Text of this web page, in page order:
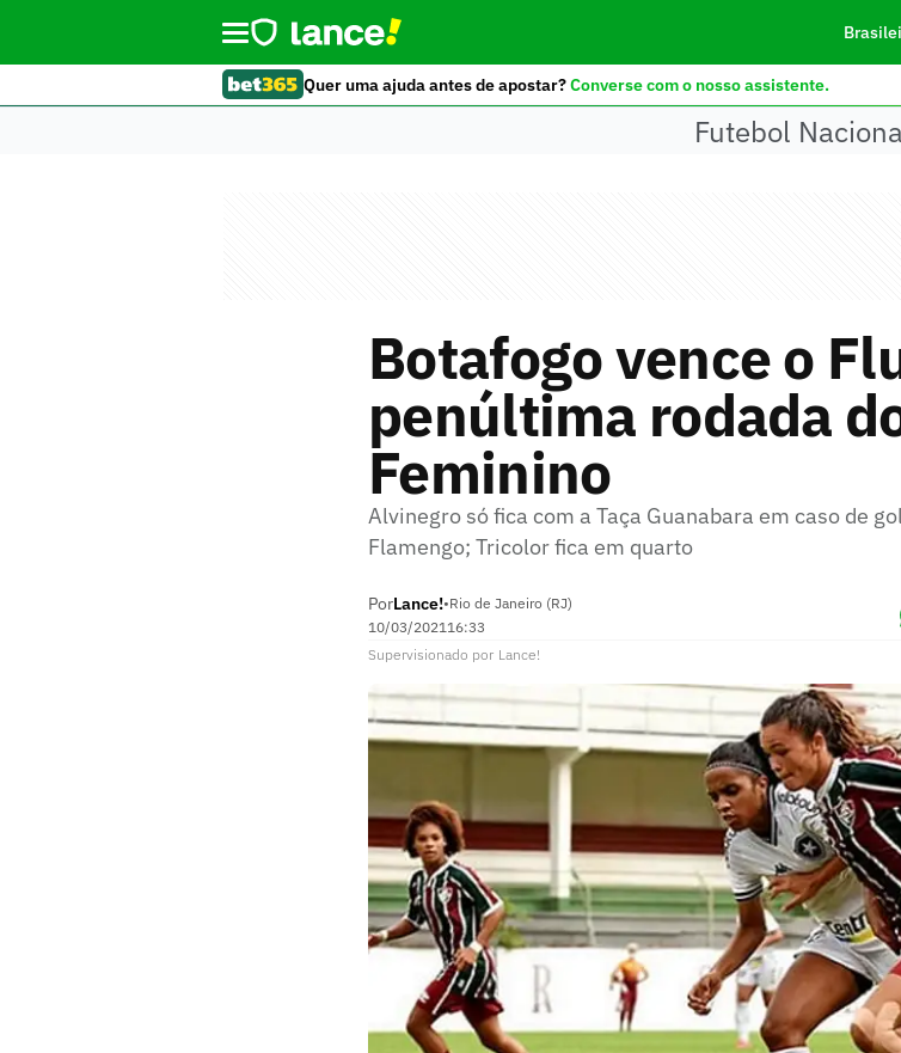
Quer uma ajuda antes de apostar?Converse com o nosso assistente.
Futebol
Botafogo vence o
penúltima rodada
Feminino
Alvinegro só fica com a Taça Guanabara em caso de
Flamengo; Tricolor fica em quarto
PorLance!•Rio de Janeiro (RJ)
10/03/202116:33
Supervisionado por Lance!